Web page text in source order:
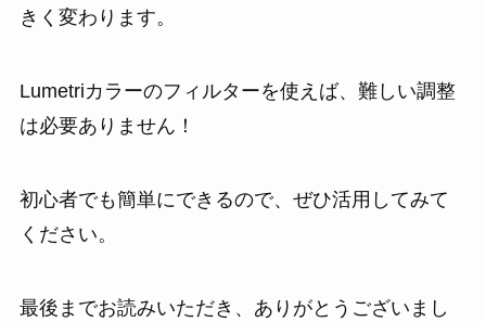
きく変わります。
Lumetriカラーのフィルターを使えば、難しい調整
は必要ありません！
初心者でも簡単にできるので、ぜひ活用してみて
ください。
最後までお読みいただき、ありがとうございまし